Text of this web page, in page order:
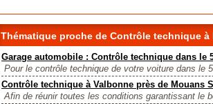
Thématique proche de Contrôle technique à
Garage automobile : Contrôle technique dans le
Pour le contrôle technique de votre voiture dans le
Contrôle technique à Valbonne près de Mouans
Afin de réunir toutes les conditions garantissant le